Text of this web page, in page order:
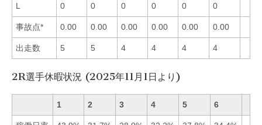
L 0 0 0 0 0 0
事故点* 0.00 0.00 0.00 0.00 0.00 0.00
出走数 5 5 4 4 4 4
2R選手休暇状況 (2025年11月1日より)
1 2 3 4 5 6